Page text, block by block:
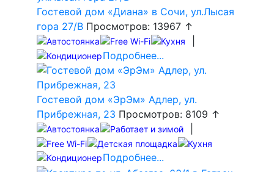
Гостевой дом «Диана» в Сочи, ул.Лысая
гора 27/В Просмотров: 13967 ↑
Подробнее...
Гостевой дом «ЭрЭм» Адлер, ул.
Прибрежная, 23 Просмотров: 8109 ↑
Подробнее...